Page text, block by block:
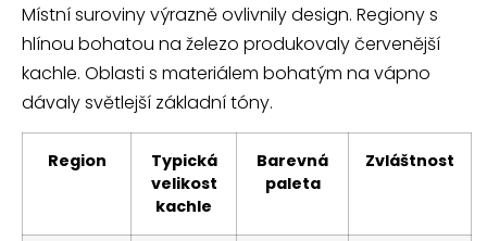
Místní suroviny výrazně ovlivnily design. Regiony s
hlínou bohatou na železo produkovaly červenější
kachle. Oblasti s materiálem bohatým na vápno
dávaly světlejší základní tóny.
Region
Typická
velikost
kachle
Barevná
paleta
Zvláštnost